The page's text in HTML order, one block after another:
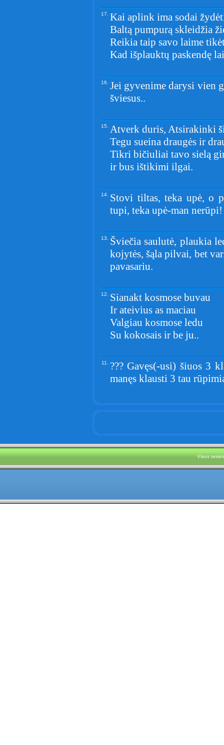
17. Kai aplink ima sodai
Baltą pumpurą skleidžia
Reikia taip savo laime
Kad išplauktų paskendę
16. Jei gyvenime darysi vien
šviesus..
15. Atverk duris, Atsirakinki
Tegu sueina draugės ir
Tikri bičiuliai tavo sielą
ir bus ištikimi ilgai.
14. Stovi tiltas, teka upė, o
tupi, teka upė-man nerūpi!
13. Šviečia saulutė, plaukia
kojytės, šąla pilvai, bet
pavasariu.
12. Sianakt kosmose buvau
Ir ateivius as maciau
Valgiau kosmose ledu
Su kokosais ir be ju..
11. ??? Gavęs(-usi) šiuos 3
manęs klausti 3 tau
Visos